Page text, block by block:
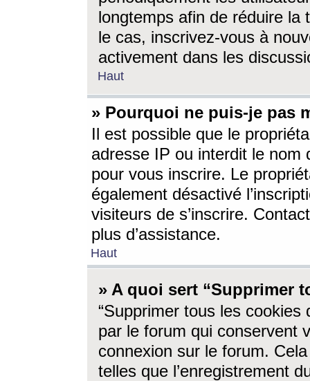
longtemps afin de réduire la
le cas, inscrivez-vous à
activement dans les
Haut
» Pourquoi ne puis-je pas
Il est possible que le
adresse IP ou interdit le nom
pour vous inscrire. Le
également désactivé
visiteurs de s’inscrire.
plus d’assistance.
Haut
» A quoi sert “Supprimer
“Supprimer tous les cookies
par le forum qui conservent
connexion sur le forum.
telles que l’enregistrement